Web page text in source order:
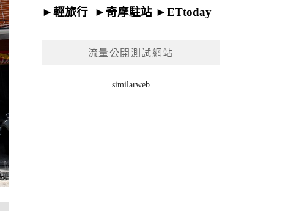
►輕旅行 ► 奇摩駐站 ►ETtoday
流量公開測試網站
similarweb